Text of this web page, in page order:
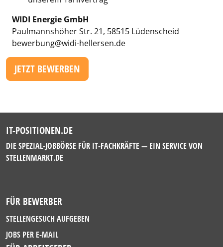
WIDI Energie GmbH
Paulmannshöher Str. 21, 58515 Lüdenscheid
bewerbung@widi-hellersen.de
JETZT BEWERBEN
IT-POSITIONEN.DE
DIE SPEZIAL-JOBBÖRSE FÜR IT-FACHKRÄFTE — EIN SERVICE VON
STELLENMARKT.DE
FÜR BEWERBER
STELLENGESUCH AUFGEBEN
JOBS PER E-MAIL